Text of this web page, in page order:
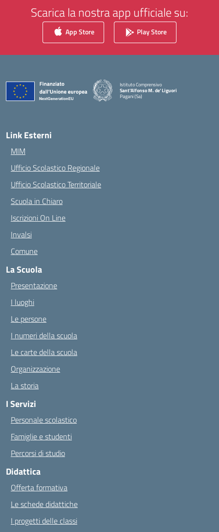
Scarica la nostra app ufficiale su:
App Store Play Store
Istituto Comprensivo
Sant'Alfonso M. de' Liguori
Pagani (Sa)
— Visita la pagina iniziale della scuola
Link Esterni
MIM
Ufficio Scolastico Regionale
Ufficio Scolastico Territoriale
Scuola in Chiaro
Iscrizioni On Line
Invalsi
Comune
La Scuola
Presentazione
I luoghi
Le persone
I numeri della scuola
Le carte della scuola
Organizzazione
La storia
I Servizi
Personale scolastico
Famiglie e studenti
Percorsi di studio
Didattica
Offerta formativa
Le schede didattiche
I progetti delle classi